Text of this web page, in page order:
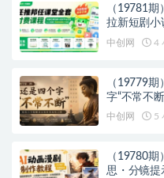
（19781
拉新短剧小
础也能轻松
中创网 4
（19779
字“不常不
中创网 5
（19780
思・分镜提